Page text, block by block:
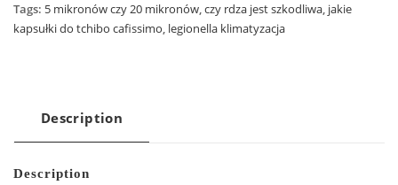
Tags: 5 mikronów czy 20 mikronów,czy rdza jest szkodliwa, jakie
kapsułki do tchibo cafissimo, legionella klimatyzacja
Description
Description